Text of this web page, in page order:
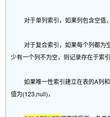
对于单列索引，如果列包含空值
对于复合索引，如果每个列都为
少有一个列不为空，则记录存在于索
如果唯一性索引建立在表的A列和
值为(123,null)，